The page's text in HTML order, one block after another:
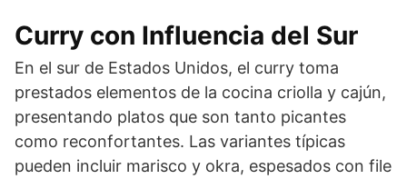
Curry con Influencia del Sur
En el sur de Estados Unidos, el curry toma
prestados elementos de la cocina criolla y cajún,
presentando platos que son tanto picantes
como reconfortantes. Las variantes típicas
pueden incluir marisco y okra, espesados con file